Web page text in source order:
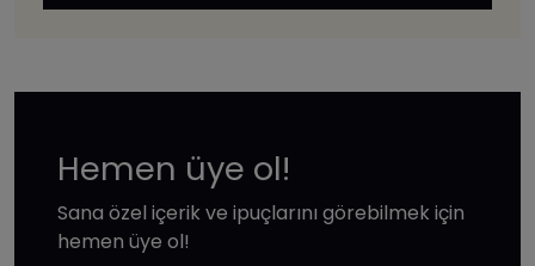
Hemen üye ol!
Sana özel içerik ve ipuçlarını görebilmek için
hemen üye ol!